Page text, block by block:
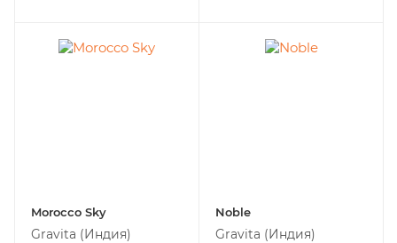
Morocco Sky
Gravita (Индия)
Noble
Gravita (Индия)